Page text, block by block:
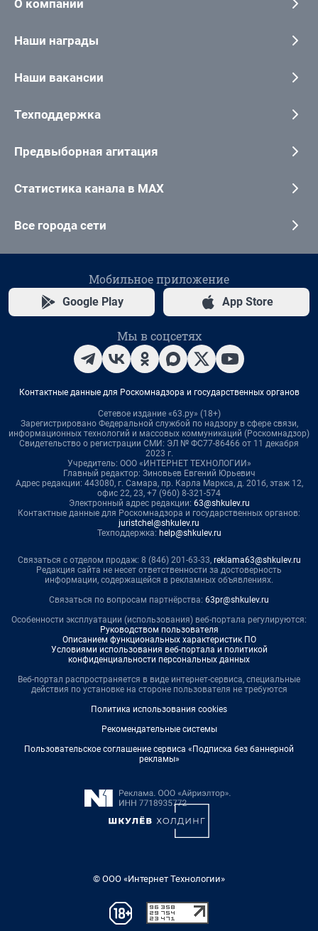
О компании
Наши награды
Наши вакансии
Техподдержка
Предвыборная агитация
Статистика канала в MAX
Все города сети
Мобильное приложение
Google Play App Store
Мы в соцсетях
Контактные данные для Роскомнадзора и государственных органов
Сетевое издание «63.ру» (18+)
Зарегистрировано Федеральной службой по надзору в сфере связи,
информационных технологий и массовых коммуникаций (Роскомнадзор)
Свидетельство о регистрации СМИ: ЭЛ № ФС77-86466 от 11 декабря
2023 г.
Учредитель: ООО «ИНТЕРНЕТ ТЕХНОЛОГИИ»
Главный редактор: Зиновьев Евгений Юрьевич
Адрес редакции: 443080, г. Самара, пр. Карла Маркса, д. 201б, этаж 12,
офис 22, 23, +7 (960) 8-321-574
Электронный адрес редакции: 63@shkulev.ru
Контактные данные для Роскомнадзора и государственных органов:
juristchel@shkulev.ru
Техподдержка: help@shkulev.ru
Связаться с отделом продаж: 8 (846) 201-63-33, reklama63@shkulev.ru
Редакция сайта не несет ответственности за достоверность
информации, содержащейся в рекламных объявлениях.
Связаться по вопросам партнёрства: 63pr@shkulev.ru
Особенности эксплуатации (использования) веб-портала регулируются:
Руководством пользователя
Описанием функциональных характеристик ПО
Условиями использования веб-портала и политикой
конфиденциальности персональных данных
Веб-портал распространяется в виде интернет-сервиса, специальные
действия по установке на стороне пользователя не требуются
Политика использования cookies
Рекомендательные системы
Пользовательское соглашение сервиса «Подписка без баннерной
рекламы»
© ООО «Интернет Технологии»